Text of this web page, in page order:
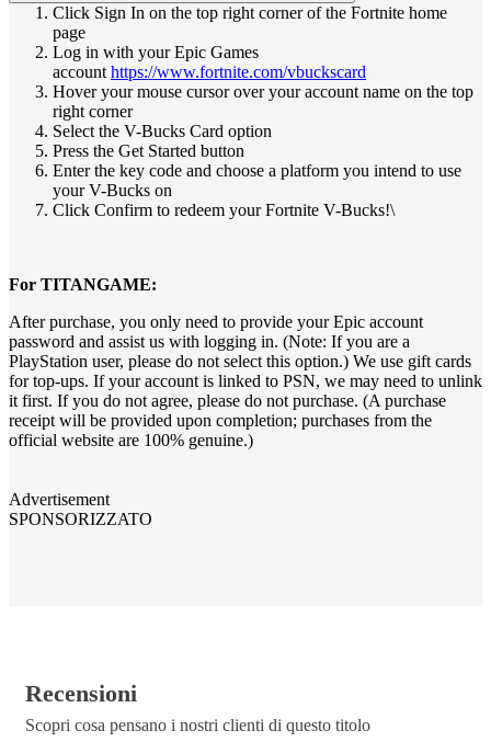
Click Sign In on the top right corner of the Fortnite home
page
Log in with your Epic Games
account https://www.fortnite.com/vbuckscard
Hover your mouse cursor over your account name on the top
right corner
Select the V-Bucks Card option
Press the Get Started button
Enter the key code and choose a platform you intend to use
your V-Bucks on
Click Confirm to redeem your Fortnite V-Bucks!\
For TITANGAME:
After purchase, you only need to provide your Epic account
password and assist us with logging in. (Note: If you are a
PlayStation user, please do not select this option.) We use gift cards
for top-ups. If your account is linked to PSN, we may need to unlink
it first. If you do not agree, please do not purchase. (A purchase
receipt will be provided upon completion; purchases from the
official website are 100% genuine.)
Advertisement
SPONSORIZZATO
Recensioni
Scopri cosa pensano i nostri clienti di questo titolo